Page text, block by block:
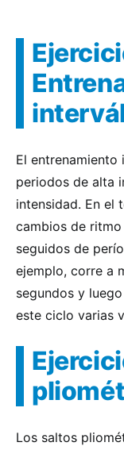
El
periodos de alta
intensidad. En el
cambios de
seguidos de
ejemplo, corre a
segundos y
este ciclo varias
Los saltos